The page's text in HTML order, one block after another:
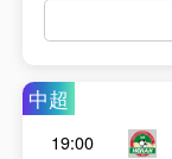
中超
19:00